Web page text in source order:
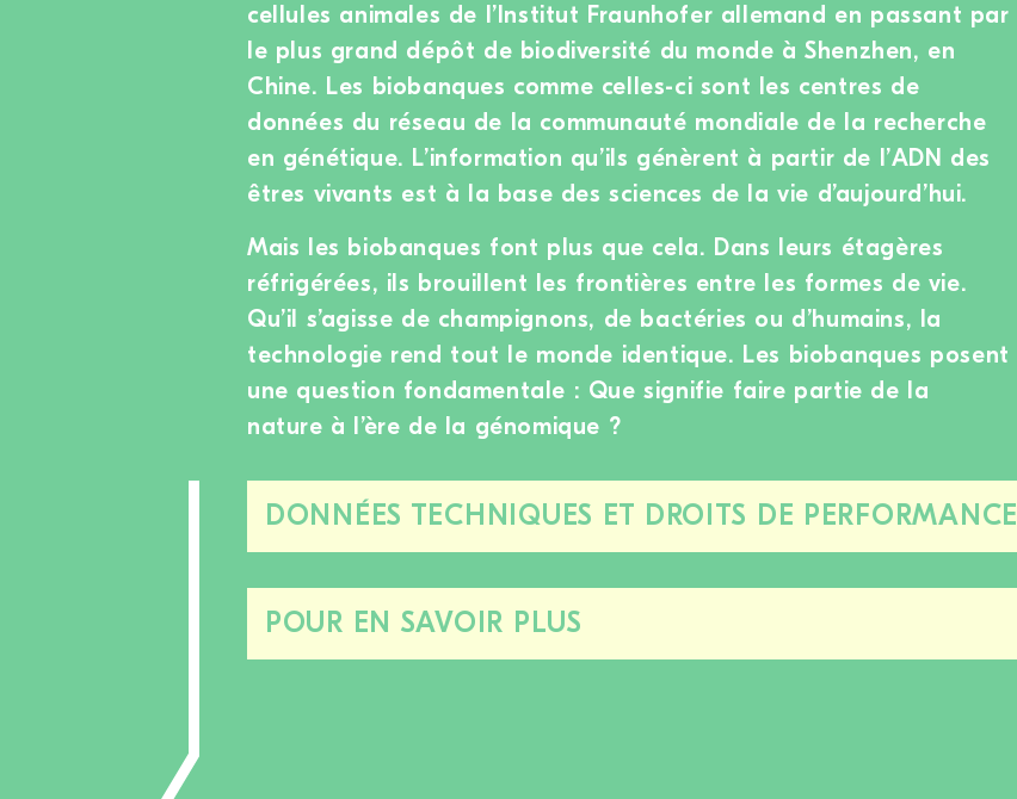
cellules animales de l’Institut Fraunhofer allemand en passant par
le plus grand dépôt de biodiversité du monde à Shenzhen, en
Chine. Les biobanques comme celles-ci sont les centres de
données du réseau de la communauté mondiale de la recherche
en génétique. L’information qu’ils génèrent à partir de l’ADN des
êtres vivants est à la base des sciences de la vie d’aujourd’hui.
Mais les biobanques font plus que cela. Dans leurs étagères
réfrigérées, ils brouillent les frontières entre les formes de vie.
Qu’il s’agisse de champignons, de bactéries ou d’humains, la
technologie rend tout le monde identique. Les biobanques posent
une question fondamentale : Que signifie faire partie de la
nature à l’ère de la génomique ?
DONNÉES TECHNIQUES ET DROITS DE PERFORMANCE
Fermer/ouvrir
cette
section
POUR EN SAVOIR PLUS
cette